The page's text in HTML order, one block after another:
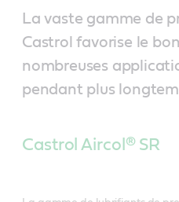
La vaste gamme de
Castrol favorise le
nombreuses
pendant plus
Castrol Aircol® SR